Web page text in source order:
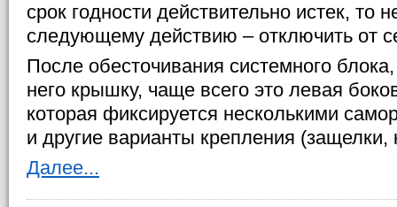
срок годности действительно истек, то
следующему действию – отключить от
После обесточивания системного
него крышку, чаще всего это левая
которая фиксируется несколькими
и другие варианты крепления
Далее...